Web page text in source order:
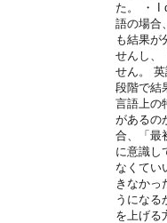
た。 ・ I
語の場合
も結果が
せんし、
せん。
段階で結
言語上の
があるの
合、「最
に意識し
なくてい
きなかっ
うにな
を上げる